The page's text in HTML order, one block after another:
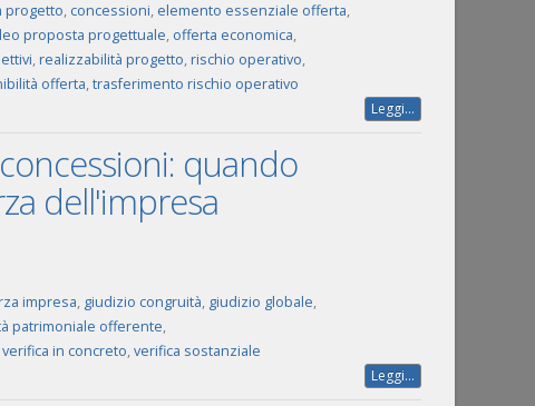
progetto, concessioni, elemento essenziale offerta,
proposta progettuale, offerta economica,
,realizzabilità progetto,rischio operativo,
offerta,trasferimento rischio operativo
Leggi...
quando
dell'impresa
impresa, giudizio congruità, giudizio globale,
patrimoniale offerente,
verifica in concreto,verifica sostanziale
Leggi...